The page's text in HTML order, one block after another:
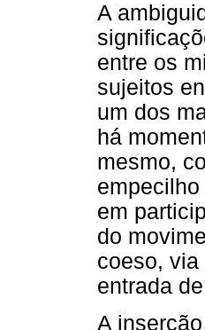
A
entre os
sujeitos
um dos
há
mesmo,
em
do
coeso,
entrada
A